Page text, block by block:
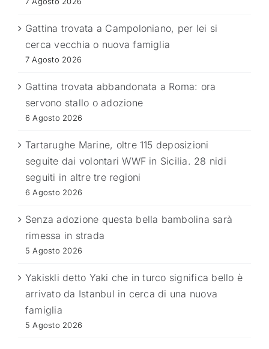
Gattina trovata a Campoloniano, per lei si
cerca vecchia o nuova famiglia
7 Agosto 2026
Gattina trovata abbandonata a Roma: ora
servono stallo o adozione
6 Agosto 2026
Tartarughe Marine, oltre 115 deposizioni
seguite dai volontari WWF in Sicilia. 28 nidi
seguiti in altre tre regioni
6 Agosto 2026
Senza adozione questa bella bambolina sarà
rimessa in strada
5 Agosto 2026
Yakiskli detto Yaki che in turco significa bello è
arrivato da Istanbul in cerca di una nuova
famiglia
5 Agosto 2026